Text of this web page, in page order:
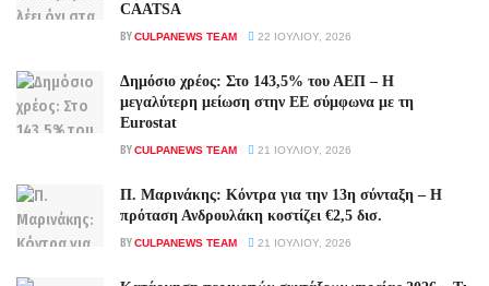
CAATSA
BYCULPANEWS TEAM 22 ΙΟΥΛΊΟΥ, 2026
Δημόσιο χρέος: Στο 143,5% του ΑΕΠ – Η
μεγαλύτερη μείωση στην ΕΕ σύμφωνα με τη
Eurostat
BYCULPANEWS TEAM 21 ΙΟΥΛΊΟΥ, 2026
Π. Μαρινάκης: Κόντρα για την 13η σύνταξη – Η
πρόταση Ανδρουλάκη κοστίζει €2,5 δισ.
BYCULPANEWS TEAM 21 ΙΟΥΛΊΟΥ, 2026